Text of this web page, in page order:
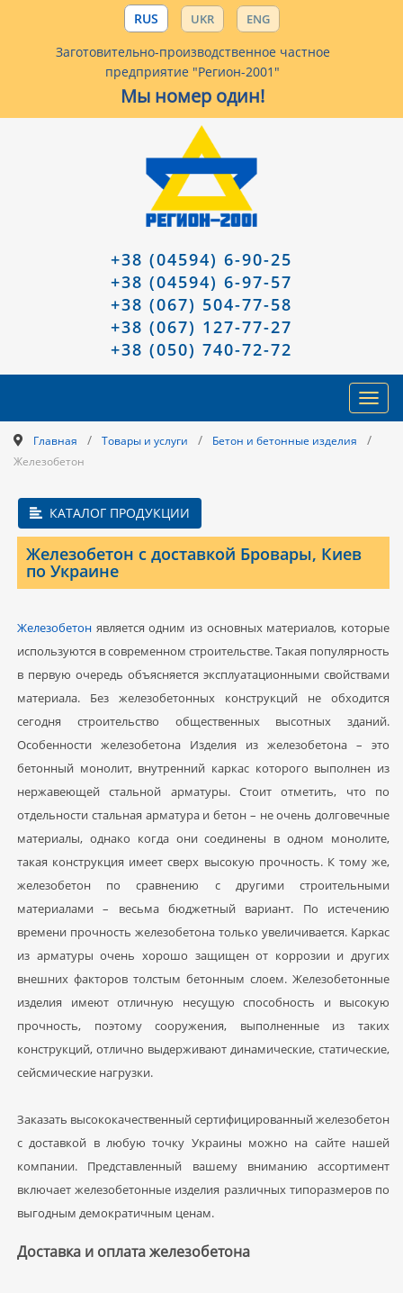
RUS UKR ENG
Заготовительно-производственное частное
предприятие "Регион-2001"
Мы номер один!
+38 (04594) 6-90-25
+38 (04594) 6-97-57
+38 (067) 504-77-58
+38 (067) 127-77-27
+38 (050) 740-72-72
Главная / Товары и услуги / Бетон и бетонные изделия /
Железобетон
КАТАЛОГ ПРОДУКЦИИ
Железобетон с доставкой Бровары, Киев
по Украине
Железобетон является одним из основных материалов, которые
используются в современном строительстве. Такая популярность
в первую очередь объясняется эксплуатационными свойствами
материала. Без железобетонных конструкций не обходится
сегодня строительство общественных высотных зданий.
Особенности железобетона Изделия из железобетона – это
бетонный монолит, внутренний каркас которого выполнен из
нержавеющей стальной арматуры. Стоит отметить, что по
отдельности стальная арматура и бетон – не очень долговечные
материалы, однако когда они соединены в одном монолите,
такая конструкция имеет сверх высокую прочность. К тому же,
железобетон по сравнению с другими строительными
материалами – весьма бюджетный вариант. По истечению
времени прочность железобетона только увеличивается. Каркас
из арматуры очень хорошо защищен от коррозии и других
внешних факторов толстым бетонным слоем. Железобетонные
изделия имеют отличную несущую способность и высокую
прочность, поэтому сооружения, выполненные из таких
конструкций, отлично выдерживают динамические, статические,
сейсмические нагрузки.
Заказать высококачественный сертифицированный железобетон
с доставкой в любую точку Украины можно на сайте нашей
компании. Представленный вашему вниманию ассортимент
включает железобетонные изделия различных типоразмеров по
выгодным демократичным ценам.
Доставка и оплата железобетона